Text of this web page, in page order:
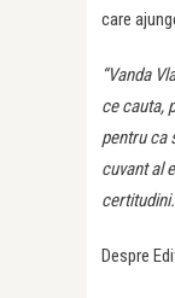
care
“Vanda
ce cauta,
pentru ca
cuvant al
Despre